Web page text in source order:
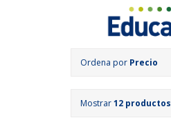
Ordena por Precio
Mostrar12 productos